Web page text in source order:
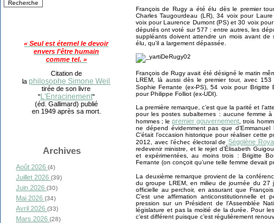
« Seul est éternel le devoir
envers l'être humain
comme tel. »
Citation de
laphilosophe Simone Weil
tirée de son livre
"L'Enracinement"
(éd. Gallimard) publié
en 1949 après sa mort.
Archives
Août 2026 (4)
Juillet 2026 (39)
Juin 2026 (30)
Mai 2026 (34)
Avril 2026 (33)
Mars 2026 (28)
François de Rugy a été élu dès le premier
Charles Taugourdeau (LR), 34 voix pour
voix pour Laurence Dumont (PS) et 30 voix
députés ont voté sur 577 : entre autres, les
suppléants doivent attendre un mois avant
élu, qu’il a largement dépassée.
François de Rugy avait été désigné le matin
LREM, là aussi dès le premier tour, avec
Sophie Ferrante (ex-PS), 54 voix pour Brigitte
pour Philippe Folliot (ex-UDI).
La première remarque, c’est que la parité et
pour les postes subalternes : aucune femme
hommes ; lepremier gouvernement, trois
ne dépend évidemment pas que
C’était l’occasion historique pour réaliser cette
2012, avec l’échec électoral deSégolène
redevenir ministre, et le rejet d’Élisabeth
et expérimentées, au moins trois : Brigitte
Ferrante (on conçoit qu’une telle femme devait
La deuxième remarque provient de la
du groupe LREM, en milieu de journée du 27
officielle au perchoir, en assurant que
C’est une affirmation anticonstitutionnelle et
pression sur un Président de l’Assemblée
législature et pas la moitié de la durée. Pour
c’est différent puisque c’est régulièrement